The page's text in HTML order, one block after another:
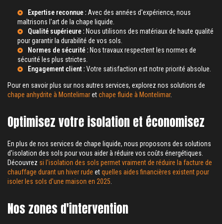
Expertise reconnue : Avec des années d'expérience, nous
maîtrisons l'art de la chape liquide.
Qualité supérieure : Nous utilisons des matériaux de haute qualité
pour garantir la durabilité de vos sols.
Normes de sécurité : Nos travaux respectent les normes de
sécurité les plus strictes.
Engagement client :Votre satisfaction est notre priorité absolue.
Pour en savoir plus sur nos autres services, explorez nos solutions de
chape anhydrite à Montelimaretchape fluide à Montelimar.
Optimisez votre isolation et économisez
En plus de nos services de chape liquide, nous proposons des solutions
d'isolation des sols pour vous aider à réduire vos coûts énergétiques.
Découvrez si l'isolation des sols permet vraiment de réduire la facture de
chauffage durant un hiver rude etquelles aides financières existent pour
isoler les sols d'une maison en 2025
Nos zones d'intervention